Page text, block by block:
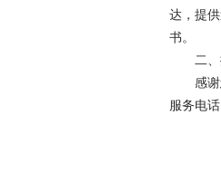
达，提
书。
二、振
感谢您
服务电